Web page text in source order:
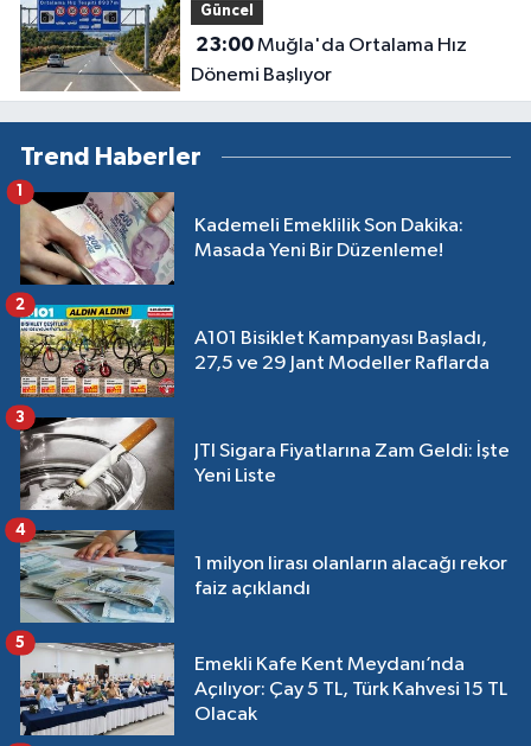
Güncel
23:00Muğla'da Ortalama Hız
Dönemi Başlıyor
Trend Haberler
Kademeli Emeklilik Son Dakika:
Masada Yeni Bir Düzenleme!
A101 Bisiklet Kampanyası Başladı,
27,5 ve 29 Jant Modeller Raflarda
2
JTI Sigara Fiyatlarına Zam Geldi: İşte
Yeni Liste
3
1 milyon lirası olanların alacağı rekor
faiz açıklandı
4
Emekli Kafe Kent Meydanı’nda
Açılıyor: Çay 5 TL, Türk Kahvesi 15 TL
Olacak
5